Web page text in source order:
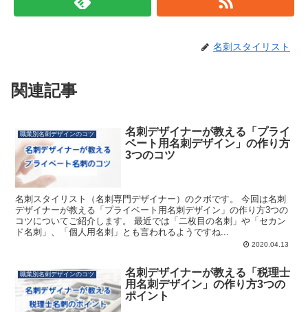
名刺スタイリスト
関連記事
職業別名刺デザインのコツ
名刺デザイナーが教える「プライ
ベート用名刺デザイン」の作り方
3つのコツ
名刺スタイリスト（名刺専門デザイナー）のクボです。 今回は名刺
デザイナーが教える「プライベート用名刺デザイン」の作り方3つの
コツについてご紹介します。 最近では「二枚目の名刺」や「セカン
ド名刺」、「個人用名刺」とも言われるようですね...
2020.04.13
職業別名刺デザインのコツ
名刺デザイナーが教える「税理士
用名刺デザイン」の作り方3つの
ポイント